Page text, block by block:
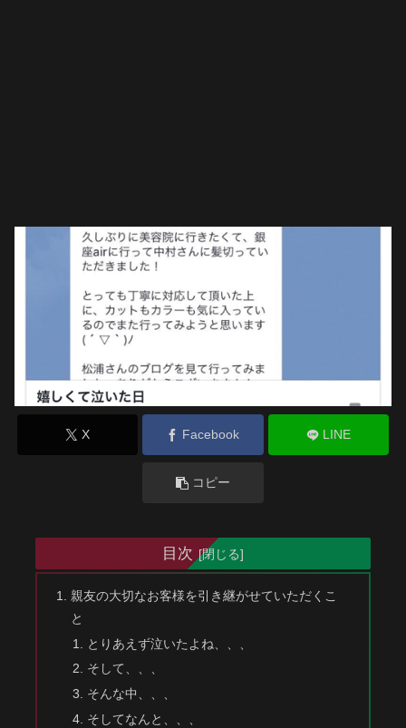
X Facebook LINE
コピー
目次
親友の大切なお客様を引き継がせていただくこ
と
とりあえず泣いたよね、、、
そして、、、
そんな中、、、
そしてなんと、、、